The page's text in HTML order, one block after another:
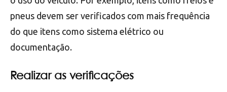
Definir a frequência de verificação
É importantedefinir a frequência de verificação
dos itens da lista
pneus devem ser verificados com mais frequência